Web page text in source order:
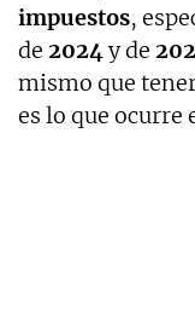
impuestos,
de 2024y de
mismo que
es lo que ocurre